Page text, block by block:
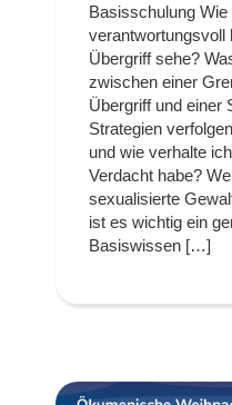
Basisschulung
verantwortungsvoll
Übergriff sehe?
zwischen einer
Übergriff und einer
Strategien
und wie verhalte
Verdacht habe?
sexualisierte
ist es wichtig ein
Basiswissen […]